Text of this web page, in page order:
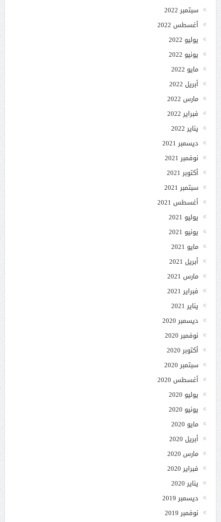
سبتمبر 2022
أغسطس 2022
يوليو 2022
يونيو 2022
مايو 2022
أبريل 2022
مارس 2022
فبراير 2022
يناير 2022
ديسمبر 2021
نوفمبر 2021
أكتوبر 2021
سبتمبر 2021
أغسطس 2021
يوليو 2021
يونيو 2021
مايو 2021
أبريل 2021
مارس 2021
فبراير 2021
يناير 2021
ديسمبر 2020
نوفمبر 2020
أكتوبر 2020
سبتمبر 2020
أغسطس 2020
يوليو 2020
يونيو 2020
مايو 2020
أبريل 2020
مارس 2020
فبراير 2020
يناير 2020
ديسمبر 2019
نوفمبر 2019